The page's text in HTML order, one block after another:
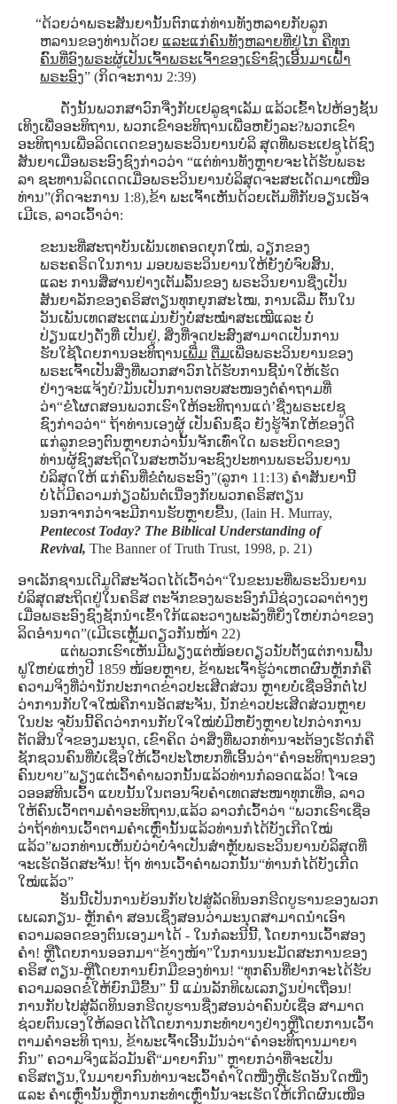
“ດ້ວຍວ່າພຣະສັນຍານັ້ນຕົກແກ່ທ່ານທັງຫລາຍກັບລູກ
ຫລານຂອງທ່ານດ້ວຍ ແລະແກ່ຄົນທັງຫລາຍທີ່ຢູ່ໄກ ຄືທຸກ
ຄົົນທີ່ອົງພຣະຜູ້ເປັນເຈົ້າພຣະເຈົ້າຂອງເຮົາຊົງເອີ້ນມາເຝົ້າ
ພຣະອົງ” (ກິດຈະການ 2:39)
ດັ່ງນັ້ນພວກສາວົກຈື່ງກັບເຢລູຊາເລັມ ແລ້ວເຂົ້າໄປຫ້ອງຊັ້ນ
ເທິງເພື່ອອະທິຖານ, ພວກເຂົາອະທິຖານເພື່ອຫຍັງລະ?ພວກເຂົາ
ອະທິຖານເພື່ອລິດເດດຂອງພຣະວິນຍານບໍລິ ສຸດທີ່ພຣະເຢຊູໄດ້ຊົງ
ສັນຍາເມື່ອພຣະອົງຊົງກ່າວວ່າ “ແຕ່ທ່ານທັງຫຼາຍຈະໄດ້ຮັບພຣະ
ລາ ຊະທານລິດເດດເມື່ອພຣະວິນຍານບໍລິສຸດຈະສະເດັດມາເໜືອ
ທ່ານ”(ກິດຈະການ 1:8),ຂ້າ ພະເຈົ້າເຫັນດ້ວຍເຕັມທີ່ກັບອຽນເອັຈ
ເມີເຣ, ລາວເວົ້າວ່າ:
ຂະນະທີ່ສະຖາບັນເພັນເທຄອດຍຸກໃໝ່, ວຽກຂອງ
ພຣະຄຣິດໃນການ ມອບພຣະວິນຍານໃຫ້ຍັງບໍ່ຈົບສິ້ນ,
ແລະ ການສື່ສານຢ່າງເຕັມລົ້ນຂອງ ພຣະວິນຍານຊື່ງເປັນ
ສັນຍາລັກຂອງຄຣິສຕຽນທຸກຍຸກສະໄໝ, ການເລີ່ມ ຕົ້ນໃນ
ວັນເພັນເທດສະເຕແມ່ນຍັງບໍ່ສະໝໍ່າສະເໝີແລະ ບໍ່
ປ່ຽນແປງດັ່ງທີ່ ເປັນຢູ່, ສິ່ງທີ່ຈຸດປະສົງສາມາດເປັນການ
ຮັບໃຊ້ໂດຍການອະທິຖານເພີ່ມ ຕື່ມເພື່ອພຣະວິນຍານຂອງ
ພຣະເຈົ້າເປັນສິ່ງທີ່ພວກສາວົກໄດ້ຮັບການຊີ້ນໍາໃຫ້ເຮັດ
ຢ່າງຈະແຈ້ງບໍ?ມັນເປັນການຕອບສະໜອງຕໍ່ຄໍາຖາມທີ່
ວ່າ“ຂໍໂຜດສອນພວກເຮົາໃຫ້ອະທິຖານແດ່’ຊື່ງພຣະເຢຊູ
ຊົງກ່າວວ່າ“ ຖ້າທ່ານເອງຜູ້ ເປັນຄົນຊົ່ວ ຍັງຮູ້ຈັກໃຫ້ຂອງດີ
ແກ່ລູກຂອງຕົນຫຼາຍກວ່ານັ້ນຈັກເທົ່າໃດ ພຣະບິດາຂອງ
ທ່ານຜູ້ຊົງສະຖິດໃນສະຫວັນຈະຊົງປະທານພຣະວິນຍານ
ບໍລິສຸດໃຫ້ ແກ່ຄົນທີ່ຂໍຕໍ່ພຣະອົງ”(ລູກາ 11:13) ຄໍາສັນຍານີ້
ບໍ່ໄດ້ມີຄວາມກ່ຽວພັນຕໍ່ເນື່ອງກັບພວກຄຣິສຕຽນ
ນອກຈາກວ່າຈະມີການຮັບຫຼາຍຂື້ນ, (Iain H. Murray,
Pentecost Today? The Biblical Understanding of
Revival, The Banner of Truth Trust, 1998, p. 21)
ອາເລັກຊານເດີມູດີສະຈັວດໄດ້ເວົ້າວ່າ“ໃນຂະນະທີ່ພຣະວິນຍານ
ບໍລິສຸດສະຖິດຢູ່ໃນຄຣິສ ຕະຈັກຂອງພຣະອົງກໍມີຊ່ວງເວລາຕ່າງໆ
ເມື່ອພຣະອົງຊົງຊັກນໍາເຂົ້າໃກ້ແລະວາງພະລັງທີ່ຍິ່ງໃຫຍ່ກວ່າຂອງ
ລິດອໍານາດ”(ເມີເຣເຫຼັ້ມດຽວກັນໜ້າ 22)
ແຕ່ພວກເຮົາເຫັນມີພຽງແຕ່ໜ້ອຍດຽວນັບຕັ້ງແຕ່ການຟື້ນ
ຟູໃຫຍ່ແຫ່ງປີ 1859 ໜ້ອຍຫຼາຍ, ຂ້າພະເຈົ້າຮູ້ວ່າເຫດຜົນຫຼັກກໍຄື
ຄວາມຈິງທີ່ວ່ານັກປະກາດຂ່າວປະເສີດສ່ວນ ຫຼາຍບໍ່ເຊື່ອອີກຕໍ່ໄປ
ວ່າການກັບໃຈໃໝ່ຄືການອັດສະຈັນ, ນັກຂ່າວປະເສີດສ່ວນຫຼາຍ
ໃນປະ ຈຸບັນນີ້ຄິດວ່າການກັບໃຈໃໝ່ບໍ່ມີຫຍັງຫຼາຍໄປກວ່າການ
ຕັດສິນໃຈຂອງມະນຸດ, ເຂົາຄິດ ວ່າສິ່ງທີ່ພວກທ່ານຈະຕ້ອງເຮັດກໍຄື
ຊັກຊວນຄົນທີ່ບໍ່ເຊື່ອໃຫ້ເວົ້າປະໂຫຍກທີ່ເອີ້ນວ່າ“ຄໍາອະທິຖານຂອງ
ຄົນບາບ”ພຽງແຕ່ເວົ້າຄໍາພວກນັ້ນແລ້ວທ່ານກໍລອດແລ້ວ! ໂຈເອ
ວອອສທີນເວົ້າ ແບບນັ້ນໃນຕອນຈົບຄໍາເທດສະໜາທຸກເທື່ອ, ລາວ
ໃຫ້ຄົນເວົ້າຕາມຄໍາອະທິຖານ,ແລ້ວ ລາວກໍເວົ້າວ່າ “ພວກເຮົາເຊື່ອ
ວ່າຖ້າທ່ານເວົ້າຕາມຄໍາເຫຼົ່ານັ້ນແລ້ວທ່ານກໍໄດ້ບັງເກີດໃໝ່
ແລ້ວ”ພວກທ່ານເຫັນບໍວ່າບໍ່ຈໍາເປັນສໍາຫຼັບພຣະວິນຍານບໍລິສຸດທີ່
ຈະເຮັດອັດສະຈັນ! ຖ້າ ທ່ານເວົ້າຄໍາພວກນັ້ນ“ທ່ານກໍໄດ້ບັງເກີດ
ໃໝ່ແລ້ວ”
ອັນນີ້ເປັນການຍ້ອນກັບໄປສູ່ລັດທິນອກຮີດບູຮານຂອງພວກ
ເພເລກຽນ- ຫຼັກຄໍາ ສອນເຊິ່ງສອນວ່າມະນຸດສາມາດນໍາເອົາ
ຄວາມລອດຂອງຕົນເອງມາໄດ້ - ໃນກໍລະນີນີ້, ໂດຍການເວົ້າສອງ
ຄໍາ! ຫຼືໂດຍການອອກມາ“ຂ້າງໜ້າ”ໃນການນະມັດສະການຂອງ
ຄຣິສ ຕຽນ-ຫຼືໂດຍການຍົກມືຂອງທ່ານ! “ທຸກຄົນທີ່ຢາກຈະໄດ້ຮັບ
ຄວາມລອດຂໍໃຫ້ຍົກມືຂື້ນ” ນີ້ ແມ່ນລັກທິເພເລກຽນປ່າເຖື່ອນ!
ການກັບໄປສູ່ລັດທິນອກຮີດບູຮານຊື່ງສອນວ່າຄົນບໍ່ເຊື່ອ ສາມາດ
ຊ່ວຍຕົນເອງໃຫ້ລອດໄດ້ໂດຍການກະທໍາບາງຢ່າງຫຼືໂດຍການເວົ້າ
ຕາມຄໍາອະທິ ຖານ, ຂ້າພະເຈົ້າເອີ້ນມັນວ່າ“ຄໍາອະທິຖານມາຍາ
ກົນ” ຄວາມຈິງແລ້ວມັນຄື“ມາຍາກົນ” ຫຼາຍກວ່າທີ່ຈະເປັນ
ຄຣິສຕຽນ,ໃນມາຍາກົນທ່ານຈະເວົ້າຄໍາໃດໜື່ງຫຼືເຮັດອັນໃດໜື່ງ
ແລະ ຄໍາເຫຼົ່ານັ້ນຫຼືການກະທໍາເຫຼົ່ານັ້ນຈະເຮັດໃຫ້ເກີດຜົນເໜືອ